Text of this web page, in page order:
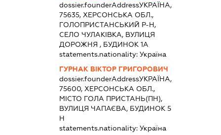
dossier.founderAddressУКРАЇНА,
75635, ХЕРСОНСЬКА ОБЛ.,
ГОЛОПРИСТАНСЬКИЙ Р-Н,
СЕЛО ЧУЛАКІВКА, ВУЛИЦЯ
ДОРОЖНЯ , БУДИНОК 1А
statements.nationality: Україна
ГУРНАК ВІКТОР ГРИГОРОВИЧ
dossier.founderAddressУКРАЇНА,
75600, ХЕРСОНСЬКА ОБЛ.,
МІСТО ГОЛА ПРИСТАНЬ(ПН),
ВУЛИЦЯ ЧАПАЄВА, БУДИНОК 5
Н
statements.nationality: Україна